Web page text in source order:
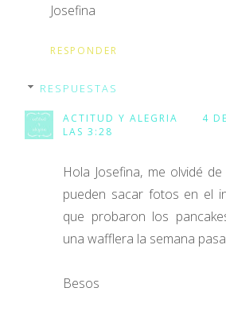
Josefina
RESPONDER
RESPUESTAS
ACTITUD Y ALEGRIA
4
LAS 3:28
Hola Josefina, me olvidé
pueden sacar fotos en el
que probaron los
una wafflera la semana
Besos